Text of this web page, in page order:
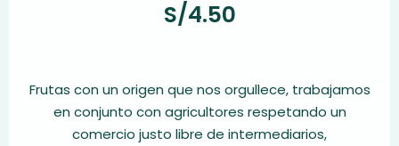
S/4.50
Frutas con un origen que nos orgullece, trabajamos
en conjunto con agricultores respetando un
comercio justo libre de intermediarios,